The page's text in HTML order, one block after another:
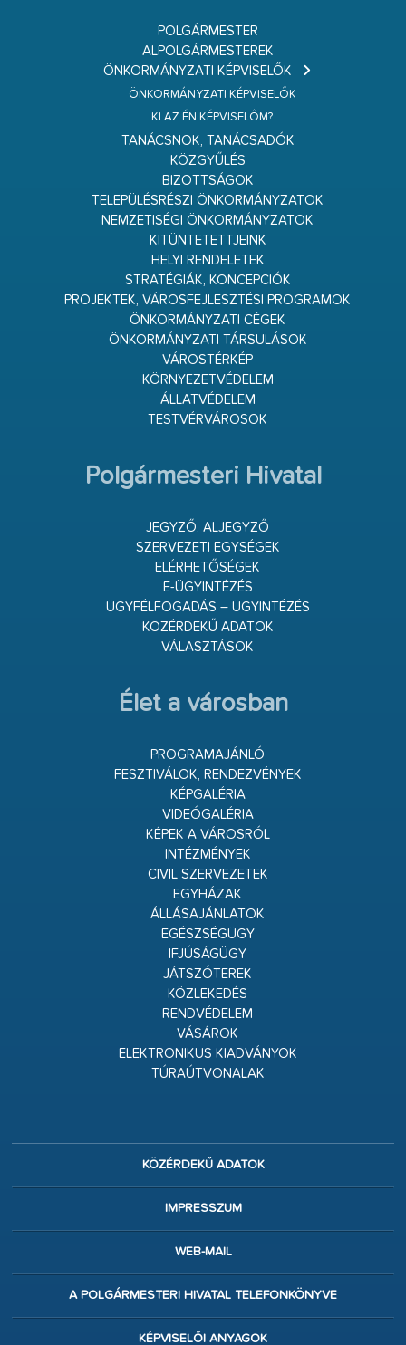
POLGÁRMESTER
ALPOLGÁRMESTEREK
ÖNKORMÁNYZATI KÉPVISELŐK
ÖNKORMÁNYZATI KÉPVISELŐK
KI AZ ÉN KÉPVISELŐM?
TANÁCSNOK, TANÁCSADÓK
KÖZGYŰLÉS
BIZOTTSÁGOK
TELEPÜLÉSRÉSZI ÖNKORMÁNYZATOK
NEMZETISÉGI ÖNKORMÁNYZATOK
KITÜNTETETTJEINK
HELYI RENDELETEK
STRATÉGIÁK, KONCEPCIÓK
PROJEKTEK, VÁROSFEJLESZTÉSI PROGRAMOK
ÖNKORMÁNYZATI CÉGEK
ÖNKORMÁNYZATI TÁRSULÁSOK
VÁROSTÉRKÉP
KÖRNYEZETVÉDELEM
ÁLLATVÉDELEM
TESTVÉRVÁROSOK
Polgármesteri Hivatal
JEGYZŐ, ALJEGYZŐ
SZERVEZETI EGYSÉGEK
ELÉRHETŐSÉGEK
E-ÜGYINTÉZÉS
ÜGYFÉLFOGADÁS – ÜGYINTÉZÉS
KÖZÉRDEKŰ ADATOK
VÁLASZTÁSOK
Élet a városban
PROGRAMAJÁNLÓ
FESZTIVÁLOK, RENDEZVÉNYEK
KÉPGALÉRIA
VIDEÓGALÉRIA
KÉPEK A VÁROSRÓL
INTÉZMÉNYEK
CIVIL SZERVEZETEK
EGYHÁZAK
ÁLLÁSAJÁNLATOK
EGÉSZSÉGÜGY
IFJÚSÁGÜGY
JÁTSZÓTEREK
KÖZLEKEDÉS
RENDVÉDELEM
VÁSÁROK
ELEKTRONIKUS KIADVÁNYOK
TÚRAÚTVONALAK
KÖZÉRDEKŰ ADATOK
IMPRESSZUM
WEB-MAIL
A POLGÁRMESTERI HIVATAL TELEFONKÖNYVE
KÉPVISELŐI ANYAGOK